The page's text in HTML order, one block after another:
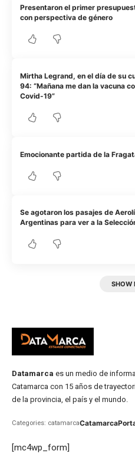
Presentaron el primer
con perspectiva de género
Mirtha Legrand, en el día de su
94: “Mañana me dan la vacuna
Covid-19”
Emocionante partida de la
Se agotaron los pasajes de
Argentinas para ver a la
SHOW
Datamarca es un medio de
Catamarca con 15 años de
de la provincia, el país y el mundo.
Categories: catamarcaCatamarca
[mc4wp_form]